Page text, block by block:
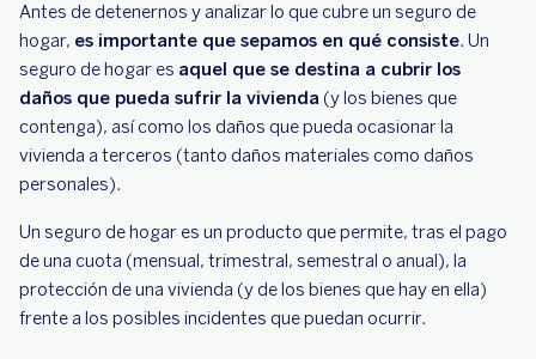
Antes de detenernos y analizar lo que cubre un seguro de
hogar, es importante que sepamos en qué consiste. Un
seguro de hogar es aquel que se destina a cubrir los
daños que pueda sufrir la vivienda (y los bienes que
contenga), así como los daños que pueda ocasionar la
vivienda a terceros (tanto daños materiales como daños
personales).
Un seguro de hogar es un producto que permite, tras el pago
de una cuota (mensual, trimestral, semestral o anual), la
protección de una vivienda (y de los bienes que hay en ella)
frente a los posibles incidentes que puedan ocurrir.